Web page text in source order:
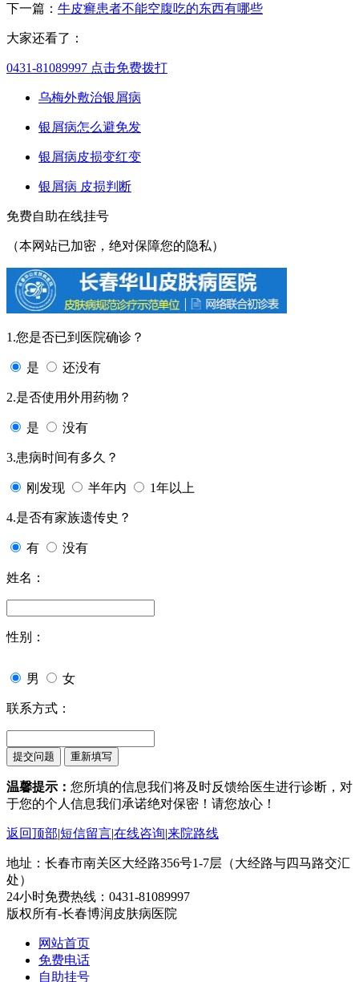
下一篇： 牛皮癣患者不能空腹吃的东西有哪些
大家还看了：
0431-81089997 点击免费拨打
乌梅外敷治银屑病
银屑病怎么避免发
银屑病皮损变红变
银屑病 皮损判断
免费自助在线挂号
（本网站已加密，绝对保障您的隐私）
1.您是否已到医院确诊？
是 还没有
2.是否使用外用药物？
是 没有
3.患病时间有多久？
刚发现 半年内 1年以上
4.是否有家族遗传史？
有 没有
姓名：
性别：
男 女
联系方式：
温馨提示： 您所填的信息我们将及时反馈给医生进行诊断，对
于您的个人信息我们承诺绝对保密！请您放心！
返回顶部|短信留言|在线咨询|来院路线
地址：长春市南关区大经路356号1-7层（大经路与四马路交汇
处）
24小时免费热线：0431-81089997
版权所有-长春博润皮肤病医院
网站首页
免费电话
自助挂号